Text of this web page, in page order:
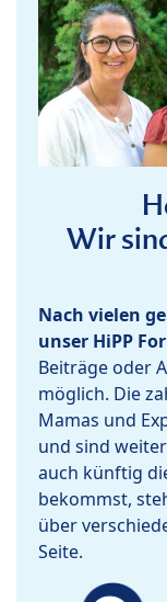
Wir
Nach vielen
unser HiPP
Beiträge oder
möglich. Die
Mamas und
und sind
auch künftig
bekommst,
über
Seite.